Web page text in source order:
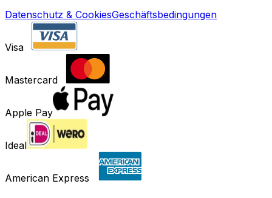
Datenschutz & CookiesGeschäftsbedingungen
Visa
Mastercard
Apple Pay
Ideal
American Express